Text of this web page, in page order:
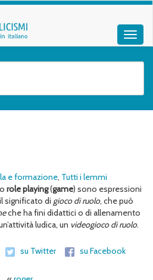
e formazione, Tutti i lemmi
role playing(game) sono espressioni
significato di gioco di ruolo, che può
che ha fini didattici o di allenamento
ludica, un videogioco di ruolo.
su Twitter
su Facebook